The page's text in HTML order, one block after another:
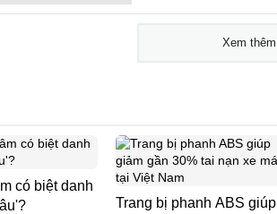
Xem thêm
có biệt danh
Trang bị phanh ABS giúp